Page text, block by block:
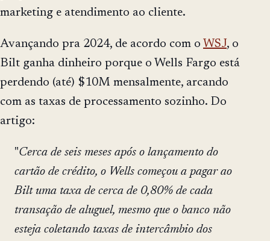
marketing e atendimento ao cliente.
Avançando pra 2024, de acordo com o WSJ, o
Bilt ganha dinheiro porque o Wells Fargo está
perdendo (até) $10M mensalmente, arcando
com as taxas de processamento sozinho. Do
artigo:
"Cerca de seis meses após o lançamento do
cartão de crédito, o Wells começou a pagar ao
Bilt uma taxa de cerca de 0,80% de cada
transação de aluguel, mesmo que o banco não
esteja coletando taxas de intercâmbio dos